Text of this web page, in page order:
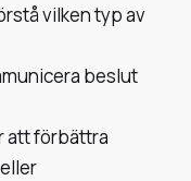
vilken typ av
beslut
att förbättra